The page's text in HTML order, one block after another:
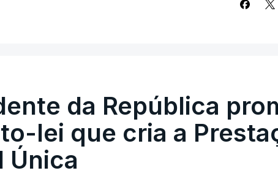
da República
lei que cria a
Única